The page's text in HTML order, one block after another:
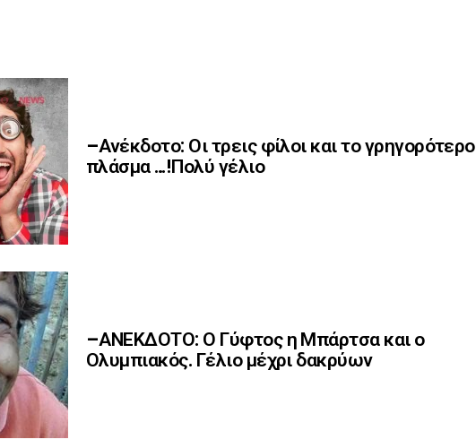
–Ανέκδοτο: Οι τρεις φίλοι και το γρηγορότερο
πλάσμα …!Πολύ γέλιο
–ΑΝΕΚΔΟΤΟ: Ο Γύφτος η Μπάρτσα και ο
Ολυμπιακός. Γέλιο μέχρι δακρύων